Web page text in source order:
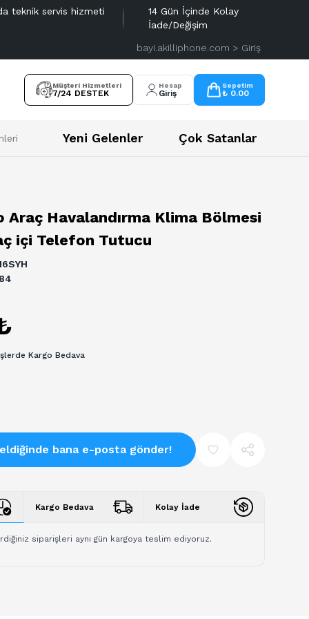
teknik servis hizmeti
14 Gün İçinde Kolay
İade/Değişim
bayi.akilliphone.com > Giriş
Müşteri Hizmetleri
7/24 DESTEK
Hesap
Giriş
Sepetim
₺ 0.00
Yeni Gelenler Çok Satanlar
Araç Havalandırma Klima Bölmesi
içi Telefon Tutucu
Kargo Bedava
bana e-posta gönder!
Kargo Bedava Kolay İade
siparişleri aynı gün kargoya teslim ediyoruz.